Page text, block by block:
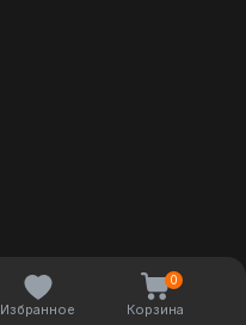
Избранное Корзина
0